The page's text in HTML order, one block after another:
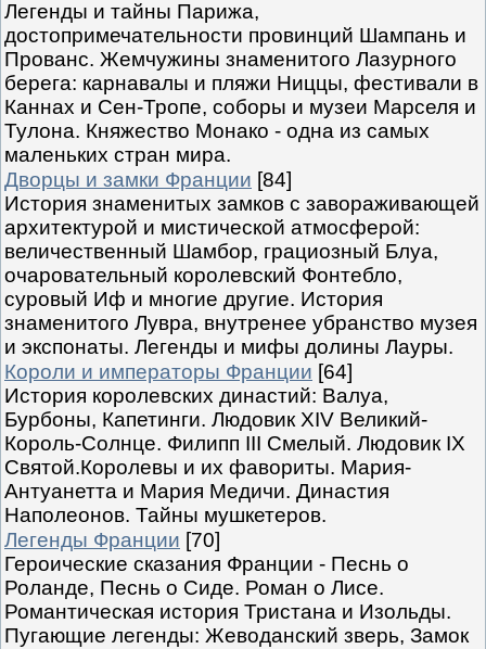
Легенды и тайны Парижа,
достопримечательности провинций Шампань и
Прованс. Жемчужины знаменитого Лазурного
берега: карнавалы и пляжи Ниццы, фестивали в
Каннах и Сен-Тропе, соборы и музеи Марселя и
Тулона. Княжество Монако - одна из самых
маленьких стран мира.
Дворцы и замки Франции [84]
История знаменитых замков с завораживающей
архитектурой и мистической атмосферой:
величественный Шамбор, грациозный Блуа,
очаровательный королевский Фонтебло,
суровый Иф и многие другие. История
знаменитого Лувра, внутренее убранство музея
и экспонаты. Легенды и мифы долины Лауры.
Короли и императоры Франции [64]
История королевских династий: Валуа,
Бурбоны, Капетинги. Людовик XIV Великий-
Король-Солнце. Филипп III Смелый. Людовик IX
Святой.Королевы и их фавориты. Мария-
Антуанетта и Мария Медичи. Династия
Наполеонов. Тайны мушкетеров.
Легенды Франции [70]
Героические сказания Франции - Песнь о
Роланде, Песнь о Сиде. Роман о Лисе.
Романтическая история Тристана и Изольды.
Пугающие легенды: Жеводанский зверь, Замок